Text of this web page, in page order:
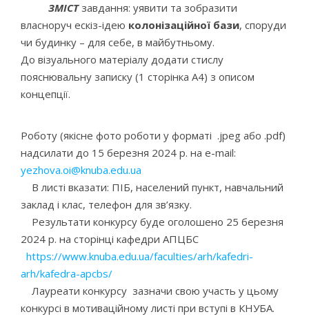
ЗМІСТзавдання: уявити та зобразити
власноруч ескіз-ідею колонізаційної бази, споруди
чи будинку – для себе, в майбутньому.
До візуального матеріалу додати стислу
пояснювальну записку (1 сторінка А4) з описом
концепції.
Роботу (якісне фото роботи у форматі .jpeg або .pdf)
надсилати до 15 березня 2024 р. на e-mail:
yezhova.oi@knuba.edu.ua
В листі вказати: ПІБ, населений пункт, навчальний
заклад і клас, телефон для зв’язку.
Результати конкурсу буде оголошено 25 березня
2024 р. на сторінці кафедри АПЦБС
https://www.knuba.edu.ua/faculties/arh/kafedri-
arh/kafedra-apcbs/
Лауреати конкурсу зазначи свою участь у цьому
конкурсі в мотиваційному листі при вступі в КНУБА.